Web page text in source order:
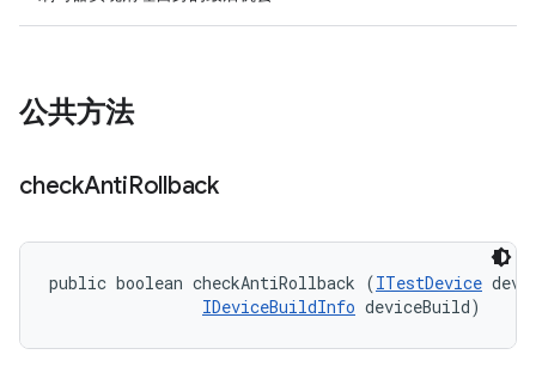
公共方法
checkAntiRollback
public boolean checkAntiRollback (ITestDevice
IDeviceBuildInfo deviceBuild)